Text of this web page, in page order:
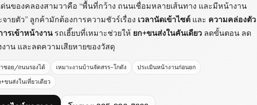
ด่นของคลองสามวาคือ “พื้นที่กว้าง ถนนเชื่อมหลายเส้นทาง และมีหน้างาน
จายตัว” ลูกค้ามักต้องการความชัวร์เรื่อง เวลานัดเข้าไซต์และ ความคล่องตัว
ารเข้าหน้างานรถเฮี๊ยบที่เหมาะช่วยให้ ยก+ขนส่งในคันเดียวลดขั้นตอน ลด
งาน และลดความเสียหายของวัสดุ
าซอย/ถนนรองได้ เหมาะงานบ้านจัดสรร–โกดัง
ประเมินหน้างานก่อนยก
+ขนส่งในเที่ยวเดียว